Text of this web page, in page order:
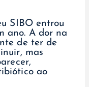
SIBO entrou
ano. A dor na
de ter de
mas
ao